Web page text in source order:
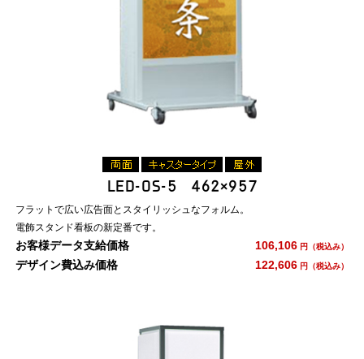
LED-OS-5 462×957
フラットで広い広告面とスタイリッシュなフォルム。
電飾スタンド看板の新定番です。
お客様データ支給価格 106,106 円（税込み）
デザイン費込み価格 122,606 円（税込み）